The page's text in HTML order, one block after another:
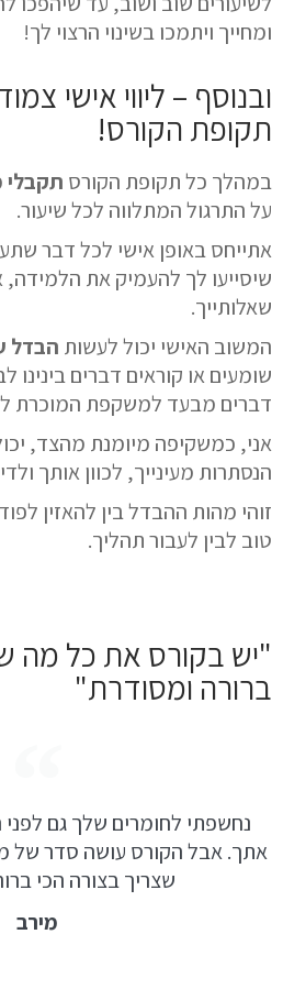
ומחייך ויתמכו בשינוי הרצוי לך!
ובנוסף – ליווי אישי
תקופת הקורס!
במהלך כל תקופת הקורס תקבלי
על התרגול המתלווה לכל שיעור.
אתייחסבאופן אישי לכל דבר
שיסייעו לך להעמיק את הלמידה,
שאלותייך.
המשוב האישי יכול לעשות הבדל
שומעים או קוראים דברים בינינו
דברים מבעד למשקפת המוכרת
אני, כמשקיפה מיומנת מהצד,
הנסתרות מעינייך, לכוון אותך
זוהי מהות ההבדלבין להאזין
טוב לבין לעבור תהליך.
"יש בקורס את כל מה
ברורה ומסודרת"
נחשפתי לחומרים שלך גם לפני
אתך. אבל הקורס עושה סדר של
שצריך בצורה הכי
מירב